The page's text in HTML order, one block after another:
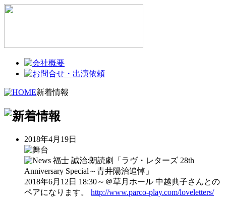
新着情報
2018年4月19日
福士 誠治:朗読劇「ラヴ・レターズ 28th
Anniversary Special～青井陽治追悼」
2018年6月12日 18:30～＠草月ホール 中越典子さんとの
ペアになります。 http://www.parco-play.com/loveletters/